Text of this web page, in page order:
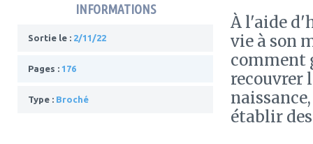
INFORMATIONS
Sortie le : 2/11/22
Pages : 176
Type : Broché
À l'aide
vie à son
comment
recouvrer
établir